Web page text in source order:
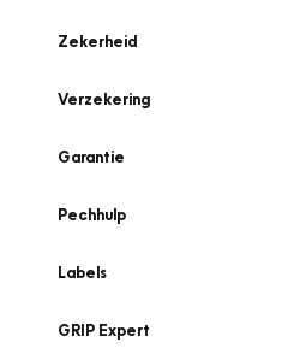
Zekerheid
Verzekering
Garantie
Pechhulp
Labels
GRIP Expert